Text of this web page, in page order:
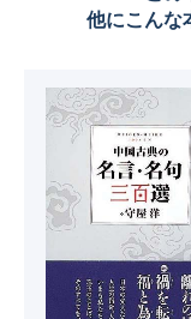
他にこんな